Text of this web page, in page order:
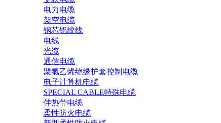
电力电缆
架空电缆
钢芯铝绞线
电线
光缆
通信电缆
聚氯乙烯绝缘护套控制电缆
电子计算机电缆
SPECIAL CABLE特殊电缆
伴热带电缆
柔性防火电缆